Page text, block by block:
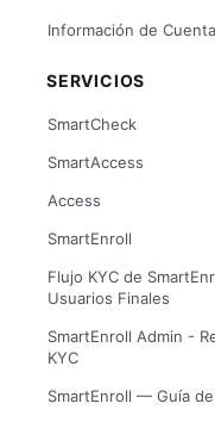
Información de Cuenta
SERVICIOS
SmartCheck
SmartAccess
Access
SmartEnroll
Flujo KYC de
Usuarios Finales
SmartEnroll Admin -
KYC
SmartEnroll — Guía de